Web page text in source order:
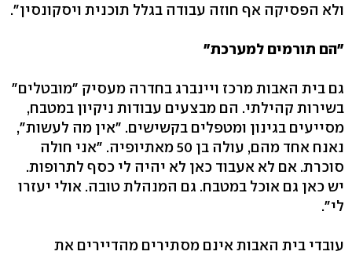
ולא הפסיקה אף חוזה עבודה בגלל תוכנית ויסקונסין".
"הם תורמים למערכת"
גם בית האבות מרכז ויינברג בחדרה מעסיק "מובטלים"
בשירות קהילתי. הם מבצעים עבודות ניקיון במטבח,
מסייעים בגינון ומטפלים בקשישים. "אין מה לעשות",
נאנח אחד מהם, עולה בן 50 מאתיופיה. "אני חולה
סוכרת. אם לא אעבוד כאן לא יהיה לי כסף לתרופות.
יש כאן גם אוכל במטבח. גם המנהלת טובה. אולי יעזרו
לי".
עובדי בית האבות אינם מסתירים מהדיירים את